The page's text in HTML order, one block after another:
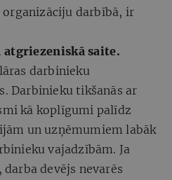
darbībā, ir
saite.
darbinieku
Darbinieku tikšanās ar
kā koplīgumi palīdz
un uzņēmumiem labāk
vajadzībām​​. Ja
devējs nevarēs